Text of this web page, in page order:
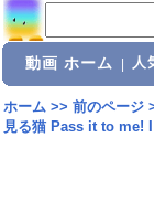
動画 ホーム 人
ホーム>> 前のページ
見る猫 Pass it to me!